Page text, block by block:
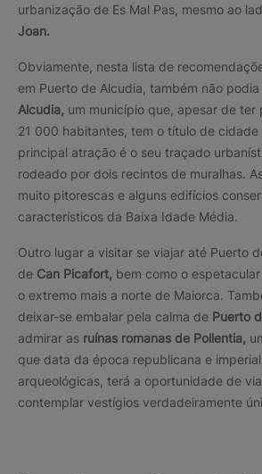
urbanização de Es Mal Pas, mesmo ao
Joan.
Obviamente, nesta lista de
em Puerto de Alcudia, também não
Alcudia, um município que, apesar de ter
21 000 habitantes, tem o título de cidade
principal atração é o seu traçado
rodeado por dois recintos de muralhas.
muito pitorescas e alguns edifícios
característicos da Baixa Idade Média.
Outro lugar a visitar se viajar até Puerto
de Can Picafort, bem como o espetacular
o extremo mais a norte de Maiorca.
deixar-se embalar pela calma de Puerto
admirar as ruínas romanas de Pollentia,
que data da época republicana e
arqueológicas, terá a oportunidade de
contemplar vestígios verdadeiramente